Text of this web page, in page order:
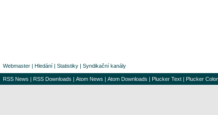
Webmaster | Hledání | Statistiky | Syndikační kanály
RSS News | RSS Downloads | Atom News | Atom Downloads | Plucker Text | Plucker Color